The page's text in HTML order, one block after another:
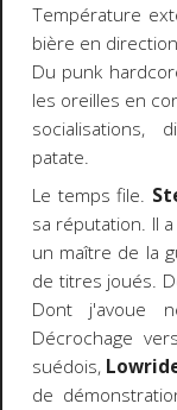
Température
bière en
Du punk
les oreilles en
socialisations,
patate.
Le temps file.
sa réputation. Il
un maître de la
de titres joués.
Dont j'avoue
Décrochage
suédois,
de